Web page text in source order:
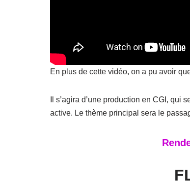
En plus de cette vidéo, on a pu avoir
Il s’agira d’une production en CGI,
active. Le thème principal sera le